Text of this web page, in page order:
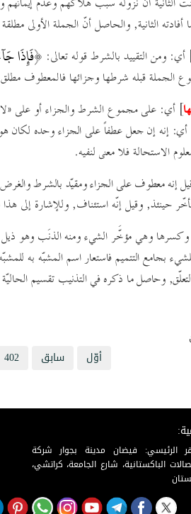
الثانية, والحاصل أنّ الجملة الأولى
ومن التقييد بالشرط قوله تعالى: ﴿فَإِذَا
قبله شرطها وجزائها فالمعطوف مطلق
] أي: على مجموع الشرط والجزاء أو على
أي: إنه إن جعل عطفاً على الجزاء وحده لكان
الاستحالة فلا معنى لنفيه.
إنه معطوف على الجزاء ومقيّد بالشرط
حينئذ, وقيل إنّه استئناف, وللإشارة إلى
وكسرها وهي مؤخَّر الشيء ومنه الذنَب وهو ذيل
بجامع التتميم فاستعار اسم المشبّه به
وحاصل ما ذكره في التذنيبتقسيم
أوّل
سابق 402
الرئيسي: فيضان مدينة بجوار شركة
الباكستانية، شارع الجامعة، كراتشي،